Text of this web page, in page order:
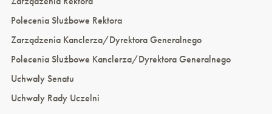
Polecenia Służbowe Rektora
Zarządzenia Kanclerza/Dyrektora Generalnego
Polecenia Służbowe Kanclerza/Dyrektora Generalnego
Uchwały Senatu
Uchwały Rady Uczelni